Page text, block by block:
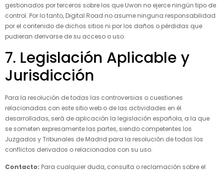
gestionados por terceros sobre los que Uwon no ejerce ningún tipo de
control. Por lo tanto, Digital Road no asume ninguna responsabilidad
por el contenido de dichos sitios ni por los daños o pérdidas que
pudieran derivarse de su acceso o uso.
7. Legislación Aplicable y
Jurisdicción
Para la resolución de todas las controversias o cuestiones
relacionadas con este sitio web o de las actividades en él
desarrolladas, será de aplicación la legislación española, a la que
se someten expresamente las partes, siendo competentes los
Juzgados y Tribunales de Madrid para la resolución de todos los
conflictos derivados o relacionados con su uso.
Contacto: Para cualquier duda, consulta o reclamación sobre el